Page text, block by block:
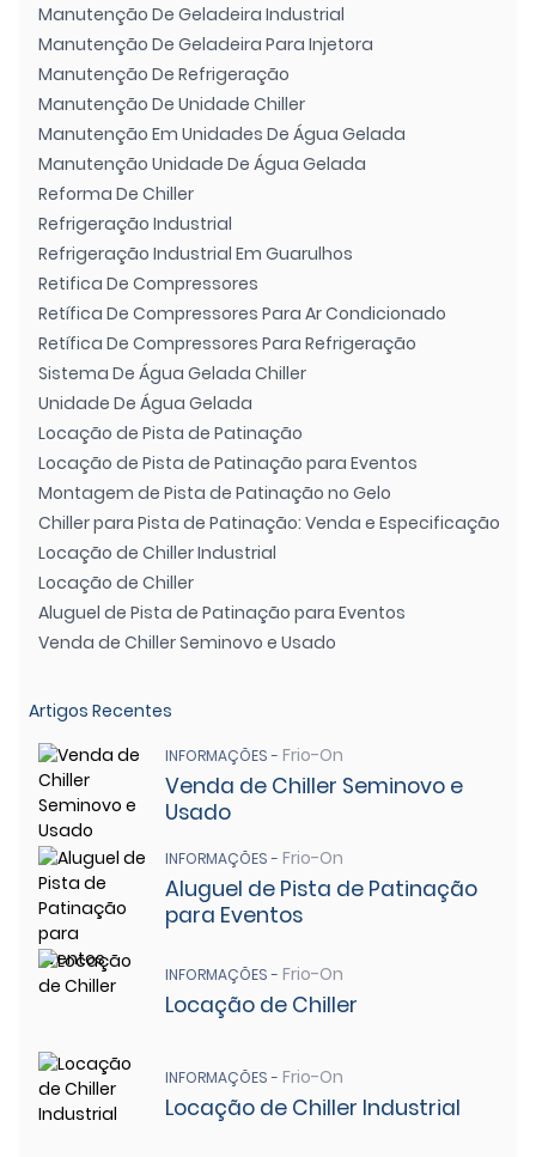
Manutenção De Geladeira Industrial
Manutenção De Geladeira Para Injetora
Manutenção De Refrigeração
Manutenção De Unidade Chiller
Manutenção Em Unidades De Água Gelada
Manutenção Unidade De Água Gelada
Reforma De Chiller
Refrigeração Industrial
Refrigeração Industrial Em Guarulhos
Retifica De Compressores
Retífica De Compressores Para Ar Condicionado
Retífica De Compressores Para Refrigeração
Sistema De Água Gelada Chiller
Unidade De Água Gelada
Locação de Pista de Patinação
Locação de Pista de Patinação para Eventos
Montagem de Pista de Patinação no Gelo
Chiller para Pista de Patinação: Venda e Especificação
Locação de Chiller Industrial
Locação de Chiller
Aluguel de Pista de Patinação para Eventos
Venda de Chiller Seminovo e Usado
Artigos Recentes
INFORMAÇÕES - Frio-On
Venda de Chiller Seminovo e
Usado
INFORMAÇÕES - Frio-On
Aluguel de Pista de Patinação
para Eventos
INFORMAÇÕES - Frio-On
Locação de Chiller
INFORMAÇÕES - Frio-On
Locação de Chiller Industrial